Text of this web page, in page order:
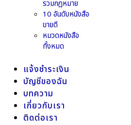
รวมกฎหมาย
10 อันดับหนังสือ
ขายดี
หมวดหนังสือ
ทั้งหมด
แจ้งชำระเงิน
บัญชีของฉัน
บทความ
เกี่ยวกับเรา
ติดต่อเรา